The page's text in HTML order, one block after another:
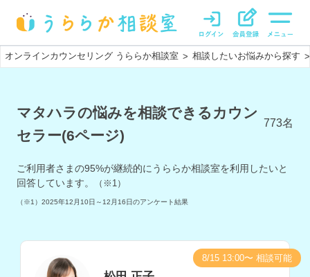
オンラインカウンセリング うららか相談室 > 相談したいお悩みから探す >
マタハラの悩みを相談できるカウン
セラー(6ページ)
773名
ご利用者さまの95%が継続的にうららか相談室を利用したいと
回答しています。
（※1）
（※1） 2025年12月10日～12月16日のアンケート結果
8/15 13:00〜 相談可能